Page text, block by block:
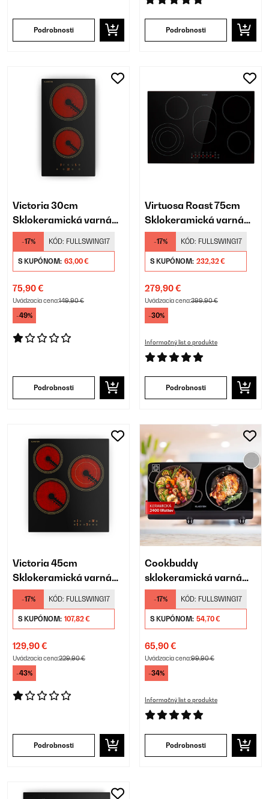
Podrobnosti Podrobnosti
Victoria 30cm
Sklokeramická varná
doska 2 Varné zóny
Čierna
-17% KÓD: FULLSWING17
S KUPÓNOM: 63,00 €
75,90 €
Uvádzacia cena:149,90 €
-49%
Podrobnosti
Virtuosa Roast 75cm
Sklokeramická varná
doska 5 Varných zón
Čierna
-17% KÓD: FULLSWING17
S KUPÓNOM: 232,32 €
279,90 €
Uvádzacia cena:399,90 €
-30%
Informačný list o produkte
Podrobnosti
Victoria 45cm
Sklokeramická varná
doska 3 Varné zóny
Čierna
-17% KÓD: FULLSWING17
S KUPÓNOM: 107,82 €
129,90 €
Uvádzacia cena:229,90 €
-43%
Podrobnosti
Cookbuddy
sklokeramická varná
doska
-17% KÓD: FULLSWING17
S KUPÓNOM: 54,70 €
65,90 €
Uvádzacia cena:99,90 €
-34%
Informačný list o produkte
Podrobnosti